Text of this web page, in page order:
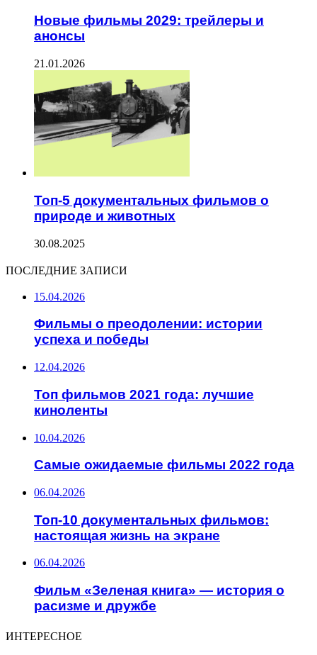
Новые фильмы 2029: трейлеры и
анонсы
21.01.2026
Топ-5 документальных фильмов о
природе и животных
30.08.2025
ПОСЛЕДНИЕ ЗАПИСИ
15.04.2026
Фильмы о преодолении: истории
успеха и победы
12.04.2026
Топ фильмов 2021 года: лучшие
киноленты
10.04.2026
Самые ожидаемые фильмы 2022 года
06.04.2026
Топ-10 документальных фильмов:
настоящая жизнь на экране
06.04.2026
Фильм «Зеленая книга» — история о
расизме и дружбе
ИНТЕРЕСНОЕ